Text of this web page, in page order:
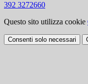
392 3272660
Questo sito utilizza cookie
Consenti solo necessari